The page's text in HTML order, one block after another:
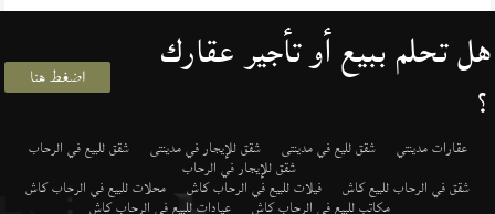
هل تحلم ببيع أو تأجير عقارك
؟ اضغط هنا
عقارات مدينتي شقق لليع في مدينتى شقق للإيجار في مدينتى شقق للبيع في الرحاب
شقق للإيجار في الرحاب
شقق في الرحاب للبيع كاش فيلات للبيع في الرحاب كاش محلات للبيع في الرحاب كاش
مكاتب للبيع في الرحاب كاش عيادات للبيع في الرحاب كاش